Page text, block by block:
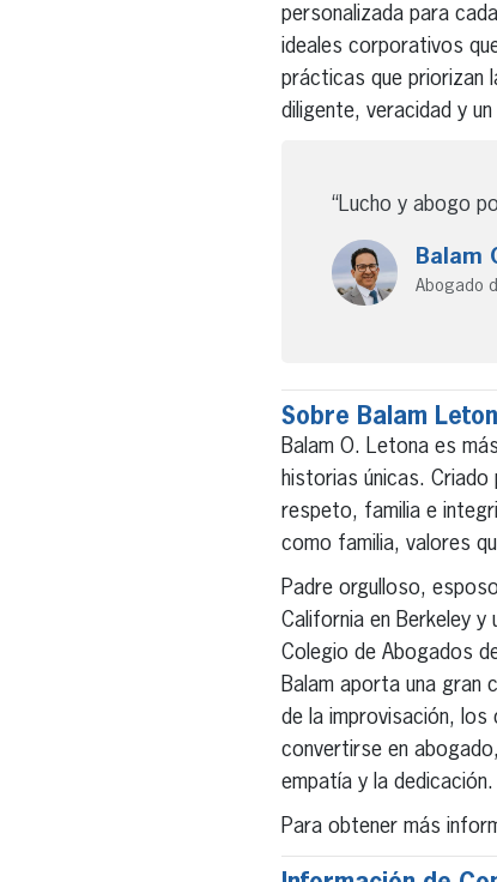
personalizada para
ideales corporativos
prácticas que priorizan
diligente, veracidad y
“Lucho y abogo
Balam
Abogado
Sobre Balam
Balam O. Letona es
historias únicas.
respeto, familia e
como familia, valores
Padre orgulloso,
California en Berkeley
Colegio de Abogados
Balam aporta una gran
de la improvisación,
convertirse en
empatía y la dedicación.
Para obtener más